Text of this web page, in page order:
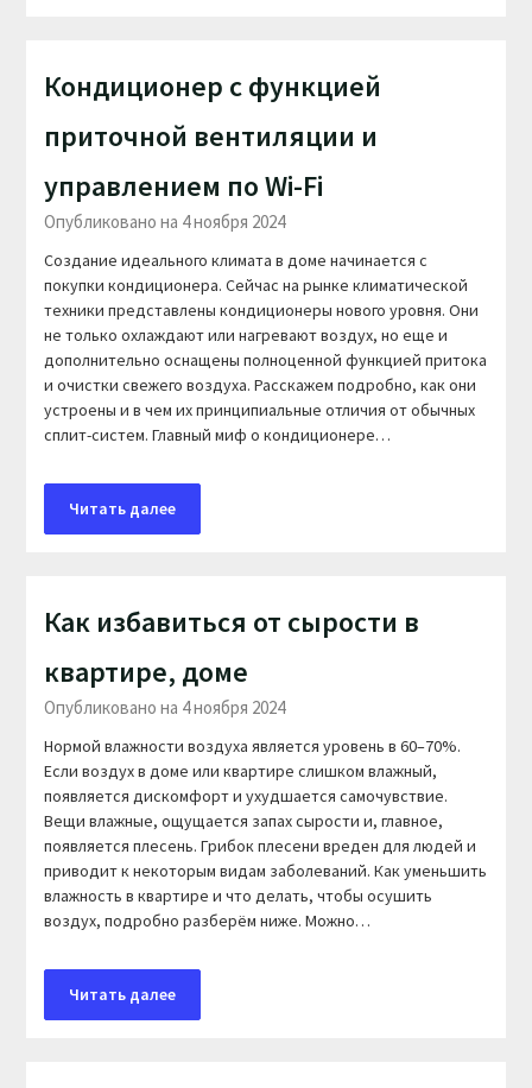
Кондиционер с функцией
приточной вентиляции и
управлением по Wi-Fi
Опубликовано на 4 ноября 2024
Создание идеального климата в доме начинается с
покупки кондиционера. Сейчас на рынке климатической
техники представлены кондиционеры нового уровня. Они
не только охлаждают или нагревают воздух, но еще и
дополнительно оснащены полноценной функцией притока
и очистки свежего воздуха. Расскажем подробно, как они
устроены и в чем их принципиальные отличия от обычных
сплит-систем. Главный миф о кондиционере…
Читать далее
Как избавиться от сырости в
квартире, доме
Опубликовано на 4 ноября 2024
Нормой влажности воздуха является уровень в 60–70%.
Если воздух в доме или квартире слишком влажный,
появляется дискомфорт и ухудшается самочувствие.
Вещи влажные, ощущается запах сырости и, главное,
появляется плесень. Грибок плесени вреден для людей и
приводит к некоторым видам заболеваний. Как уменьшить
влажность в квартире и что делать, чтобы осушить
воздух, подробно разберём ниже. Можно…
Читать далее